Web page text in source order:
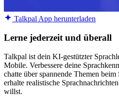
Talkpal App herunterladen
Lerne jederzeit und überall
Talkpal ist dein KI-gestützter
Mobile. Verbessere deine
chatte über spannende Themen
erhalte realistische
willst.